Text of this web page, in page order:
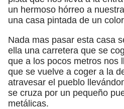
un hermoso hórreo a
una casa pintada de un
Nada mas pasar esta casa
ella una carretera que se
que a los pocos metros nos
que se vuelve a coger a la
atravesar el pueblo
se cruza por un pequeño
metálicas.